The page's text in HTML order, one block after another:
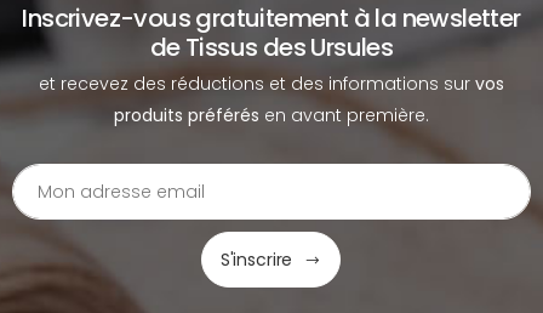
Inscrivez-vous gratuitement à la newsletter
de Tissus des Ursules
et recevez des réductions et des informations sur vos
produits préférés en avant première.
S'inscrire